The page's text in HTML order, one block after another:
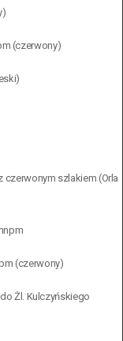
(czerwony)
szlakiem (Orla
(czerwony)
Żl. Kulczyńskiego